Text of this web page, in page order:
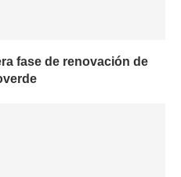
fase de renovación de